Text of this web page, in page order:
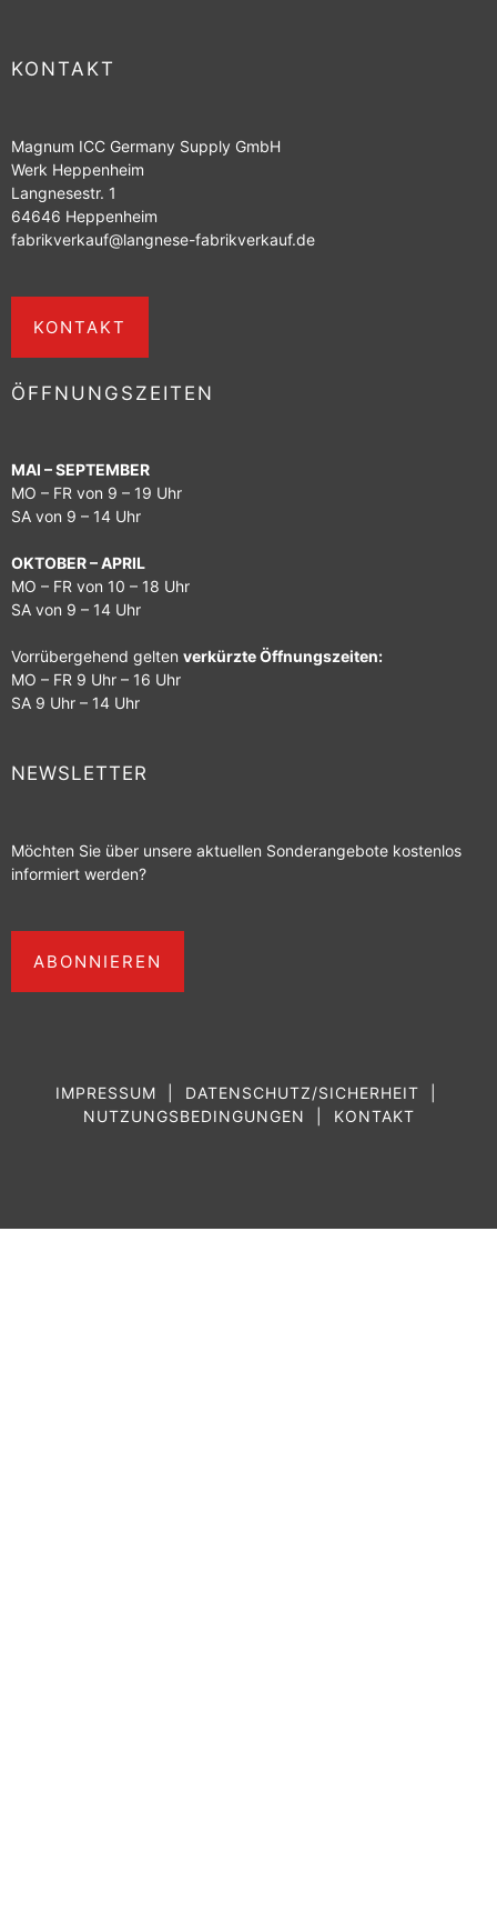
KONTAKT
Magnum ICC Germany Supply GmbH
Werk Heppenheim
Langnesestr. 1
64646 Heppenheim
fabrikverkauf@langnese-fabrikverkauf.de
KONTAKT
ÖFFNUNGSZEITEN
MAI – SEPTEMBER
MO – FR von 9 – 19 Uhr
SA von 9 – 14 Uhr
OKTOBER – APRIL
MO – FR von 10 – 18 Uhr
SA von 9 – 14 Uhr
Vorrübergehend gelten verkürzte Öffnungszeiten:
MO – FR 9 Uhr – 16 Uhr
SA 9 Uhr – 14 Uhr
NEWSLETTER
Möchten Sie über unsere aktuellen Sonderangebote kostenlos
informiert werden?
ABONNIEREN
IMPRESSUM DATENSCHUTZ/SICHERHEIT
NUTZUNGSBEDINGUNGEN
KONTAKT